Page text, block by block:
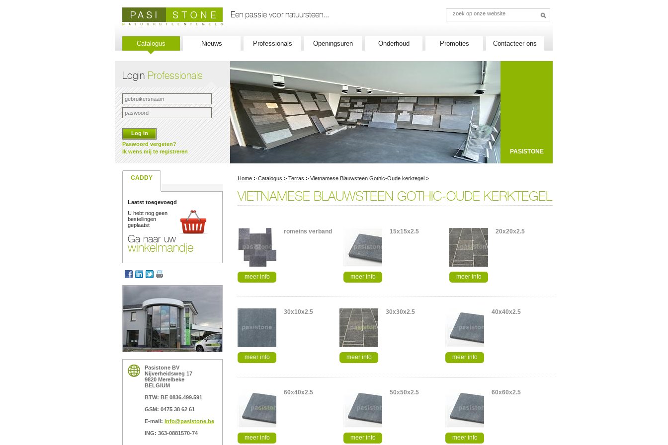
Een passie voor natuursteen...
Catalogus Nieuws Professionals Openingsuren Onderhoud Promoties Contacteer ons
Login Professionals
Log in
Paswoord vergeten?
Ik wens mij te registreren
PASISTONE
CADDY Home Catalogus Terras Vietnamese Blauwsteen Gothic-Oude kerktegel
Laatst toegevoegd
U hebt nog geen
bestellingen
geplaatst
Ga naar uw
winkelmandje
Pasistone BV
Nijverheidsweg 17
9820 Merelbeke
BELGIUM
BTW: BE 0836.499.591
GSM: 0475 38 62 61
E-mail: info@pasistone.be
ING: 363-0881570-74
VIETNAMESE BLAUWSTEEN GOTHIC-OUDE KERKTEGEL
meer info
romeins verband
meer info
15x15x2.5
meer info
20x20x2.5
meer info
30x10x2.5
meer info
30x30x2.5
meer info
40x40x2.5
meer info
60x40x2.5
meer info
50x50x2.5
meer info
60x60x2.5